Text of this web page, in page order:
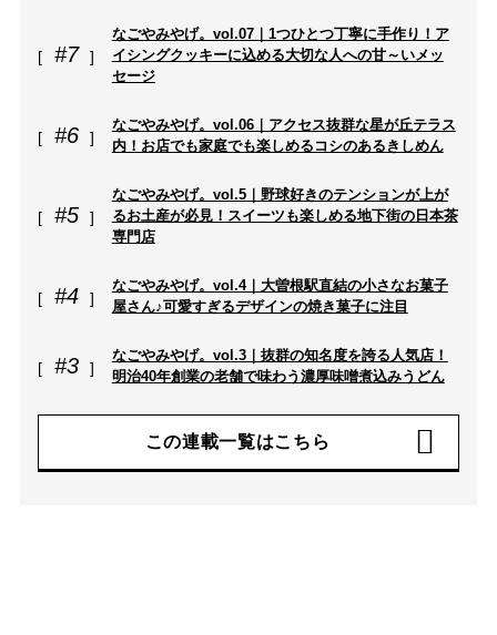
#7
なごやみやげ。vol.07｜1つひとつ丁寧に手作り！ア
イシングクッキーに込める大切な人への甘～いメッ
セージ
#6
なごやみやげ。vol.06｜アクセス抜群な星が丘テラス
内！お店でも家庭でも楽しめるコシのあるきしめん
#5
なごやみやげ。vol.5｜野球好きのテンションが上が
るお土産が必見！スイーツも楽しめる地下街の日本茶
専門店
#4
なごやみやげ。vol.4｜大曽根駅直結の小さなお菓子
屋さん♪可愛すぎるデザインの焼き菓子に注目
#3
なごやみやげ。vol.3｜抜群の知名度を誇る人気店！
明治40年創業の老舗で味わう濃厚味噌煮込みうどん
この連載一覧はこちら